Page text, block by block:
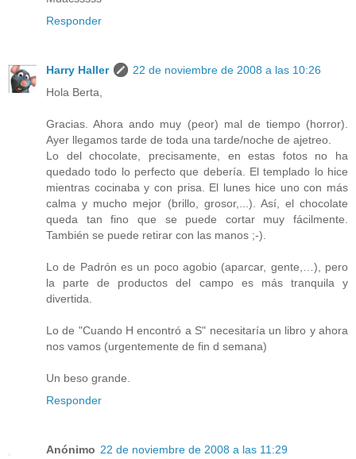
Responder
Harry Haller
22 de noviembre de 2008 a las 10:26
Hola Berta,
Gracias. Ahora ando muy (peor) mal de tiempo (horror).
Ayer llegamos tarde de toda una tarde/noche de ajetreo.
Lo del chocolate, precisamente, en estas fotos no ha
quedado todo lo perfecto que debería. El templado lo hice
mientras cocinaba y con prisa. El lunes hice uno con más
calma y mucho mejor (brillo, grosor,...). Así, el chocolate
queda tan fino que se puede cortar muy fácilmente.
También se puede retirar con las manos ;-).
Lo de Padrón es un poco agobio (aparcar, gente,…), pero
la parte de productos del campo es más tranquila y
divertida.
Lo de "Cuando H encontró a S" necesitaría un libro y ahora
nos vamos (urgentemente de fin d semana)
Un beso grande.
Responder
Anónimo 22 de noviembre de 2008 a las 11:29